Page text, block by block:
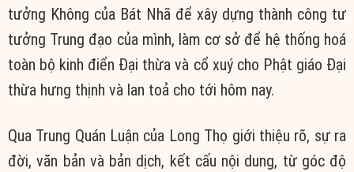
tưởng Không của Bát Nhã để xây dựng thành công tư
tưởng Trung đạo của mình, làm cơ sở để hệ thống hoá
toàn bộ kinh điển Đại thừa và cổ xuý cho Phật giáo Đại
thừa hưng thịnh và lan toả cho tới hôm nay.
Qua Trung Quán Luận của Long Thọ giới thiệu rõ, sự ra
đời, văn bản và bản dịch, kết cấu nội dung, từ góc độ